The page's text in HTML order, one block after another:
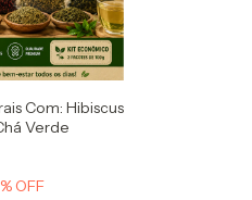
Com: Hibiscus
Verde
% OFF